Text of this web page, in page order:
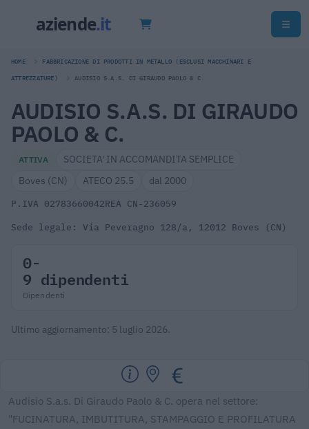
HOME FABBRICAZIONE DI PRODOTTI IN METALLO (ESCLUSI MACCHINARI E
ATTREZZATURE) AUDISIO S.A.S. DI GIRAUDO PAOLO & C.
AUDISIO S.A.S. DI GIRAUDO
PAOLO & C.
ATTIVA
SOCIETA' IN ACCOMANDITA SEMPLICE
Boves (CN)
ATECO 25.5 dal 2000
P.IVA 02783660042REA CN-236059
Sede legale: Via Peveragno 128/a, 12012 Boves (CN)
0-
9 dipendenti
Dipendenti
Ultimo aggiornamento: 5 luglio 2026.
Audisio S.a.s. Di Giraudo Paolo & C. opera nel settore:
"FUCINATURA, IMBUTITURA, STAMPAGGIO E PROFILATURA